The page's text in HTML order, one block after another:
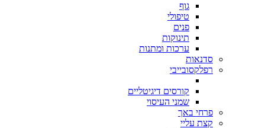
גוף
טיפולי
פנים
תינוקות
ערכות ומתנות
סדנאות
רפלקסובייבי
קורסים דיגיטליים
שמני העיסוי
פרחי באך
קצת עליי